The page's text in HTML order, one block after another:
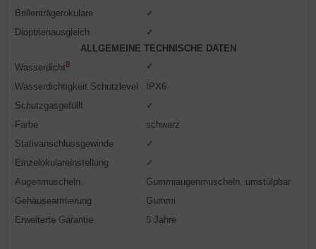
Brillenträgerokulare
✓
Dioptrienausgleich
✓
ALLGEMEINE TECHNISCHE DATEN
Wasserdicht8
✓
Wasserdichtigkeit Schutzlevel
IPX6
Schutzgasgefüllt
✓
Farbe
schwarz
Stativanschlussgewinde
✓
Einzelokulareinstellung
✓
Augenmuscheln
Gummiaugenmuscheln, umstülpbar
Gehäusearmierung
Gummi
Erweiterte Garantie
5 Jahre